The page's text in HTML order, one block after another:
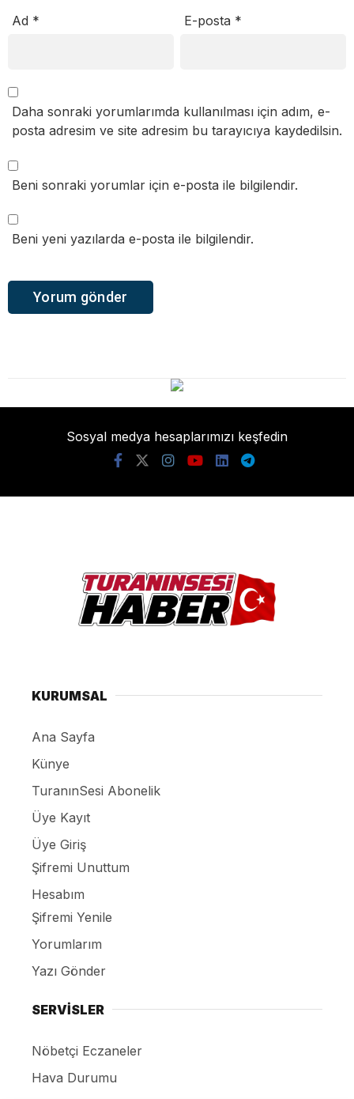
Ad * E-posta *
Daha sonraki yorumlarımda kullanılması için adım, e-
posta adresim ve site adresim bu tarayıcıya kaydedilsin.
Beni sonraki yorumlar için e-posta ile bilgilendir.
Beni yeni yazılarda e-posta ile bilgilendir.
Sosyal medya hesaplarımızı keşfedin
KURUMSAL
Ana Sayfa
Künye
TuranınSesi Abonelik
Üye Kayıt
Üye Giriş
Şifremi Unuttum
Hesabım
Şifremi Yenile
Yorumlarım
Yazı Gönder
SERVİSLER
Nöbetçi Eczaneler
Hava Durumu